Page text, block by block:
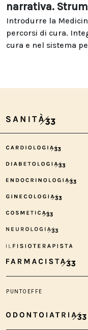
narrativa.
Introdurre la
percorsi di cura.
cura e nel sistema